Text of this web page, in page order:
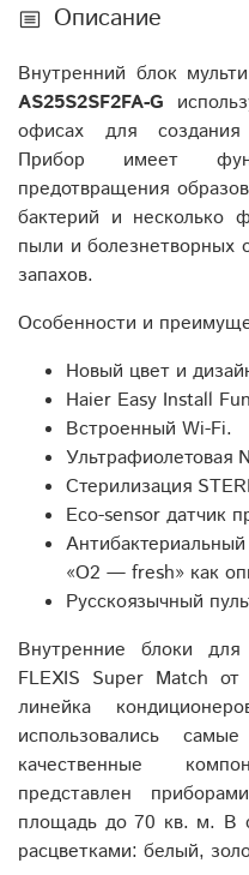
Описание
Внутренний блок
AS25S2SF2FA-G
офисах для
Прибор имеет
предотвращения
бактерий и несколько
пыли и болезнетворных
запахов.
Особенности и
Новый цвет и
Haier Easy Install
Встроенный Wi-Fi.
Ультрафиолетовая
Стерилизация
Eco-sensor датчик
«О2 — fresh» как
Русскоязычный
Внутренние блоки для
FLEXIS Super Match
линейка
использовались
качественные
представлен
площадь до 70 кв. м. В
расцветками: белый,